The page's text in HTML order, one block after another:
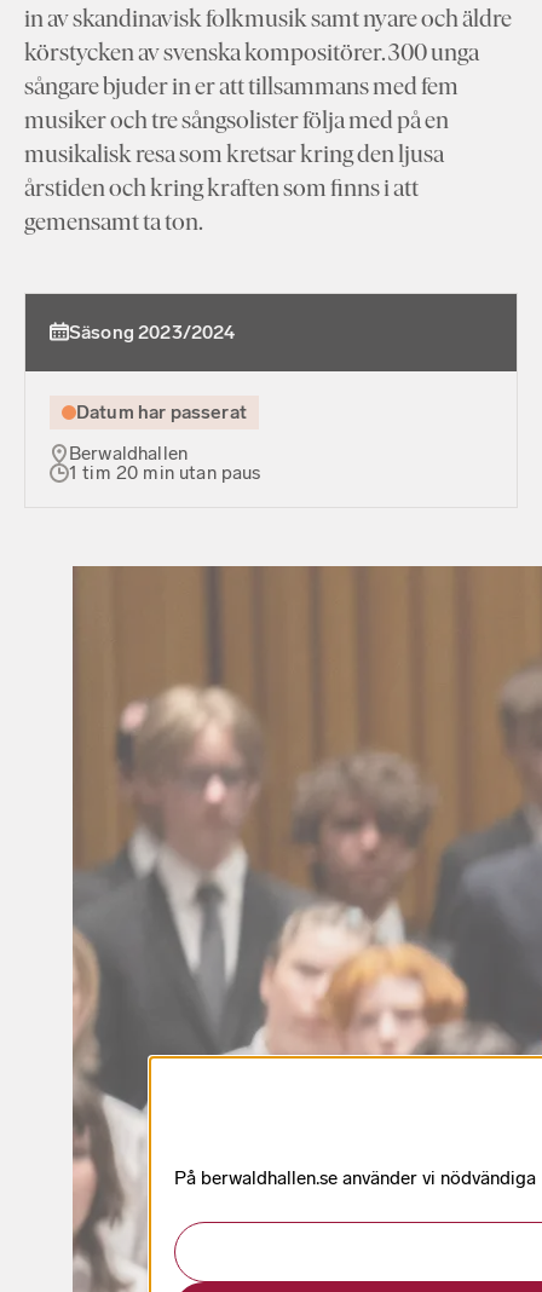
in av skandinavisk folkmusik samt nyare och äldre
körstycken av svenska kompositörer. 300 unga
sångare bjuder in er att tillsammans med fem
musiker och tre sångsolister följa med på en
musikalisk resa som kretsar kring den ljusa
årstiden och kring kraften som finns i att
gemensamt ta ton.
Säsong 2023/2024
Datum har passerat
Berwaldhallen
1 tim 20 min utan paus
På berwaldhallen.se använder vi